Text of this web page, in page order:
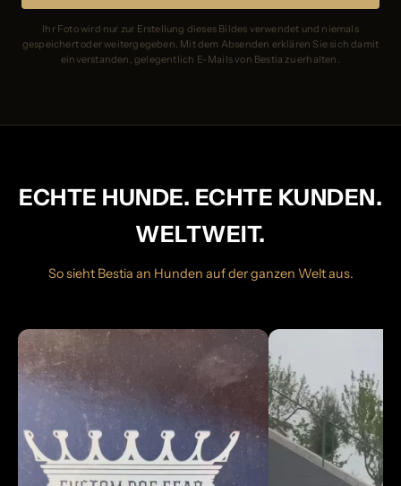
Ihr Foto wird nur zur Erstellung dieses Bildes verwendet und niemals
gespeichert oder weitergegeben. Mit dem Absenden erklären Sie sich damit
einverstanden, gelegentlich E-Mails von Bestia zu erhalten.
ECHTE HUNDE. ECHTE KUNDEN.
WELTWEIT.
So sieht Bestia an Hunden auf der ganzen Welt aus.